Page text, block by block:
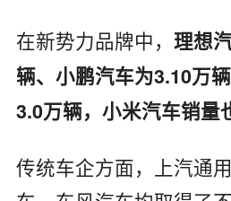
在新势力品牌中， 理想
辆、小鹏汽车为3.10万
3.0万辆，小米汽车销量
传统车企方面，上汽通